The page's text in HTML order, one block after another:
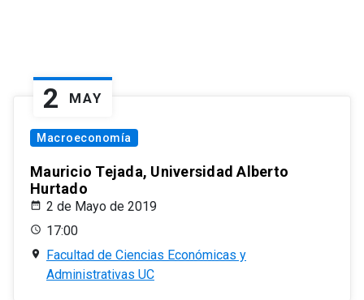
2 MAY
Macroeconomía
Mauricio Tejada, Universidad Alberto
Hurtado
2 de Mayo de 2019
17:00
Facultad de Ciencias Económicas y
Administrativas UC